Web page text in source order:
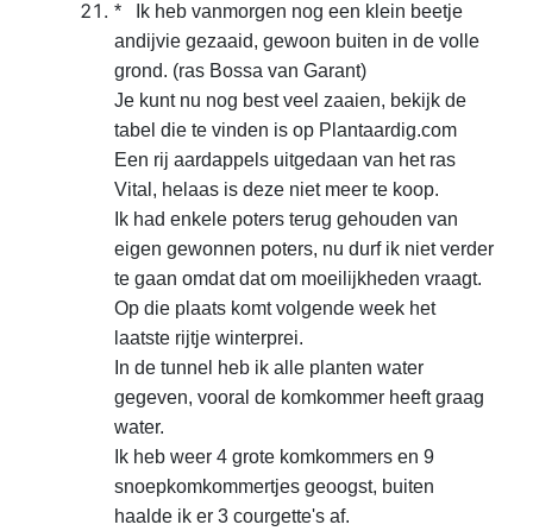
* Ik heb vanmorgen nog een klein beetje
andijvie gezaaid, gewoon buiten in de volle
grond. (ras Bossa van Garant)
Je kunt nu nog best veel zaaien, bekijk de
tabel die te vinden is op Plantaardig.com
Een rij aardappels uitgedaan van het ras
Vital, helaas is deze niet meer te koop.
Ik had enkele poters terug gehouden van
eigen gewonnen poters, nu durf ik niet verder
te gaan omdat dat om moeilijkheden vraagt.
Op die plaats komt volgende week het
laatste rijtje winterprei.
In de tunnel heb ik alle planten water
gegeven, vooral de komkommer heeft graag
water.
Ik heb weer 4 grote komkommers en 9
snoepkomkommertjes geoogst, buiten
haalde ik er 3 courgette's af.